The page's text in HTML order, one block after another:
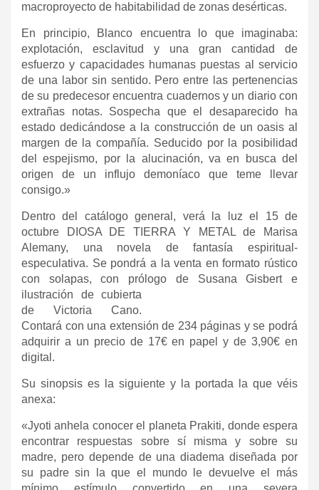
macroproyecto de habitabilidad de zonas desérticas.
En principio, Blanco encuentra lo que imaginaba:
explotación, esclavitud y una gran cantidad de
esfuerzo y capacidades humanas puestas al servicio
de una labor sin sentido. Pero entre las pertenencias
de su predecesor encuentra cuadernos y un diario con
extrañas notas. Sospecha que el desaparecido ha
estado dedicándose a la construcción de un oasis al
margen de la compañía. Seducido por la posibilidad
del espejismo, por la alucinación, va en busca del
origen de un influjo demoníaco que teme llevar
consigo.»
Dentro del catálogo general, verá la luz el 15 de
octubre DIOSA DE TIERRA Y METAL de Marisa
Alemany, una novela de fantasía espiritual-
especulativa. Se pondrá a la venta en formato rústico
con solapas, con prólogo de Susana Gisbert e
ilustración de cubierta
de Victoria Cano.
Contará con una extensión de 234 páginas y se podrá
adquirir a un precio de 17€ en papel y de 3,90€ en
digital.
Su sinopsis es la siguiente y la portada la que véis
anexa:
«Jyoti anhela conocer el planeta Prakiti, donde espera
encontrar respuestas sobre sí misma y sobre su
madre, pero depende de una diadema diseñada por
su padre sin la que el mundo le devuelve el más